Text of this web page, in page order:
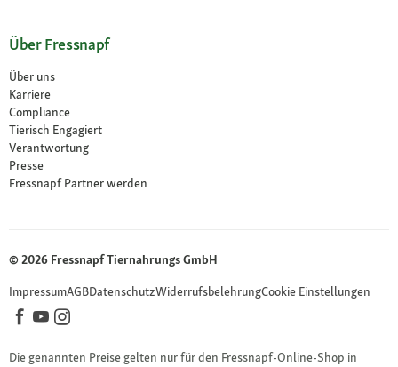
Über Fressnapf
Über uns
Karriere
Compliance
Tierisch Engagiert
Verantwortung
Presse
Fressnapf Partner werden
© 2026 Fressnapf Tiernahrungs GmbH
ImpressumAGBDatenschutzWiderrufsbelehrungCookie Einstellungen
Die genannten Preise gelten nur für den Fressnapf-Online-Shop in